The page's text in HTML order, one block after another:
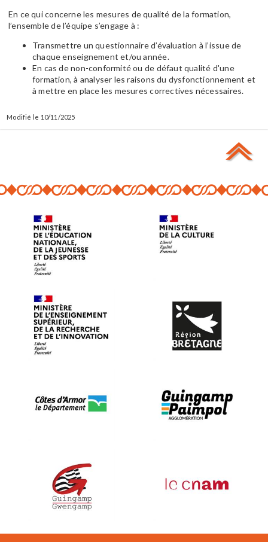
En ce qui concerne les mesures de qualité de la formation,
l’ensemble de l’équipe s’engage à :
Transmettre un questionnaire d’évaluation à l’issue de
chaque enseignement et/ou année.
En cas de non-conformité ou de défaut qualité d'une
formation, à analyser les raisons du dysfonctionnement et
à mettre en place les mesures correctives nécessaires.
10/11/2025